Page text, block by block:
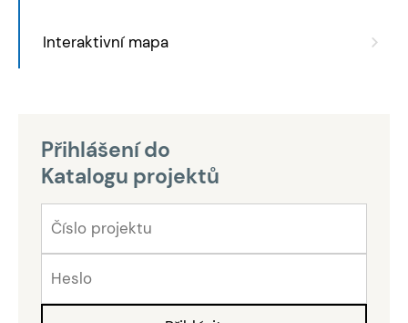
Interaktivní mapa
Přihlášení do
Katalogu projektů